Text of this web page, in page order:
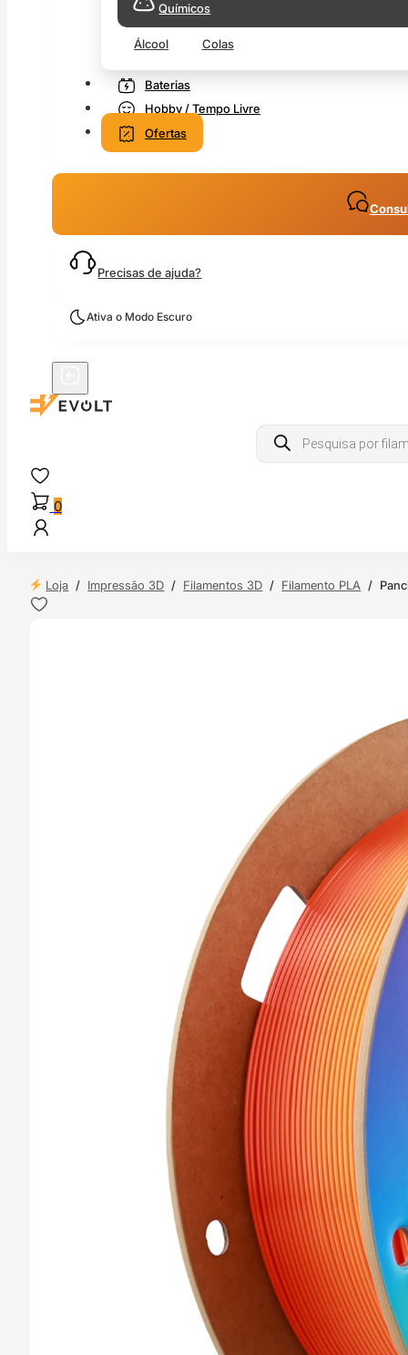
Químicos
Álcool Colas
Baterias
Hobby / Tempo Livre
Ofertas
Precisas de ajuda?
Ativa o Modo Escuro
Products
search
0
Loja / Impressão 3D / Filamentos 3D / Filamento PLA /